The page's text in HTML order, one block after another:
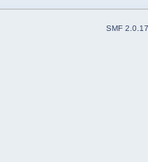
SMF 2.0.17